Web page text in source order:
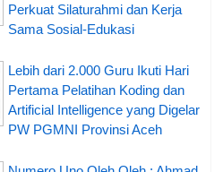
Perkuat Silaturahmi dan Kerja
Sama Sosial-Edukasi
Lebih dari 2.000 Guru Ikuti Hari
Pertama Pelatihan Koding dan
Artificial Intelligence yang Digelar
PW PGMNI Provinsi Aceh